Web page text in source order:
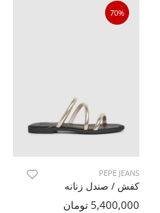
70%
PEPE JEANS
کفش / صندل زنانه
5,400,000 تومان